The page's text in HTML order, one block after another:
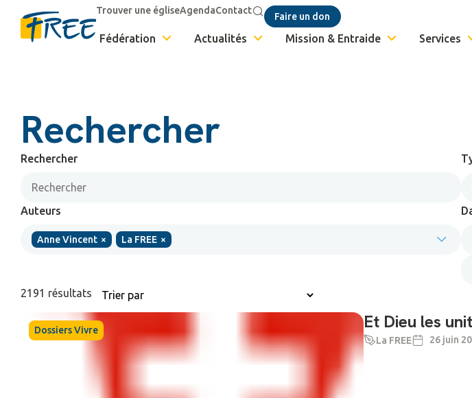
Trouver une égliseAgendaContact
Faire un don
Fédération Actualités Mission & Entraide Services
Rechercher
Rechercher
Auteurs
Anne Vincent × La FREE ×
2191 résultats
Dossiers Vivre Et Dieu les
La FREE 26 juin